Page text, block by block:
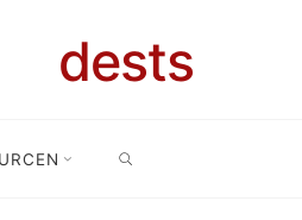
dests
Mitarbeiter*in (100%) im Projekt